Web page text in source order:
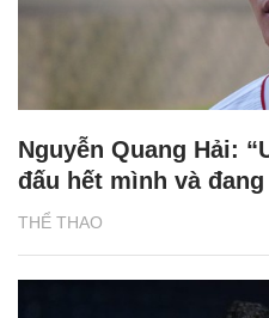
THỂ THAO
Nguyễn Quang Hải:
đấu hết mình và